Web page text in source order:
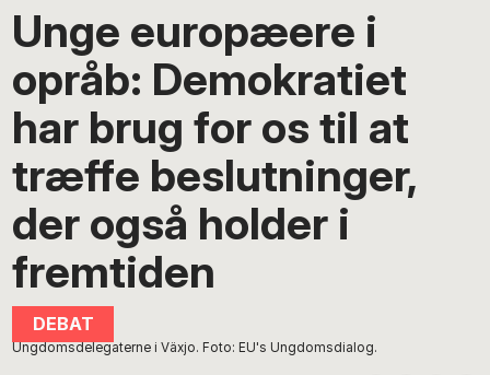
Unge europæere i
opråb: Demokratiet
har brug for os til at
træffe beslutninger,
der også holder i
fremtiden
Ungdomsdelegaterne i Växjo. Foto: EU's Ungdomsdialog.